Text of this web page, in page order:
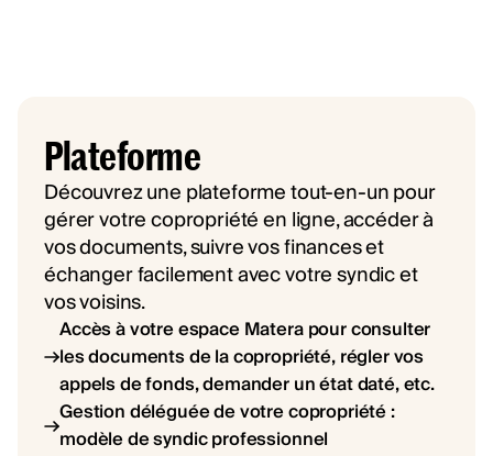
Plateforme
Découvrez une plateforme tout-en-un pour
gérer votre copropriété en ligne, accéder à
vos documents, suivre vos finances et
échanger facilement avec votre syndic et
vos voisins.
Accès à votre espace Matera pour consulter
les documents de la copropriété, régler vos
appels de fonds, demander un état daté, etc.
Gestion déléguée de votre copropriété :
modèle de syndic professionnel